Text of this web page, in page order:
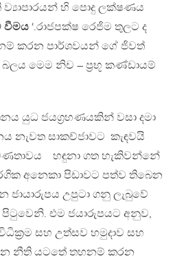
හි පොදු ලක්ෂණය
වීමය ‘.රාජපක්ෂ රෙජිම තුලට ද
කරන පාර්ශවයන් ගේ ජිවත්
මෙම නිච – ප්‍රභූ කණ්ඩායම්
යුධ ජයග්‍රහණයකින් වසා දමා
නැවත සාකච්ජාවට කැඳවයි
හඳුනා ගත හැකිවන්නේ
අනෙකා පිඩාවට පත්ව තිබෙන
ජායාරුපය උපුටා ගනු ලැබුවේ
පිටුවෙනි. එම ජයාරුපයට අනුව,
සහ උත්සව හමුදාව සහ
නීති යටතේ තහනම් කරන